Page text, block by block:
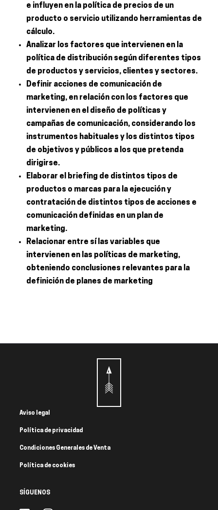
e influyen en la política de precios de un
producto o servicio utilizando herramientas de
cálculo.
Analizar los factores que intervienen en la
política de distribución según diferentes tipos
de productos y servicios, clientes y sectores.
Definir acciones de comunicación de
marketing, en relación con los factores que
intervienen en el diseño de políticas y
campañas de comunicación, considerando los
instrumentos habituales y los distintos tipos
de objetivos y públicos a los que pretenda
dirigirse.
Elaborar el briefing de distintos tipos de
productos o marcas para la ejecución y
contratación de distintos tipos de acciones e
comunicación definidas en un plan de
marketing.
Relacionar entre sí las variables que
intervienen en las políticas de marketing,
obteniendo conclusiones relevantes para la
definición de planes de marketing
Aviso legal
Política de privacidad
Condiciones Generales de Venta
Política de cookies
SÍGUENOS